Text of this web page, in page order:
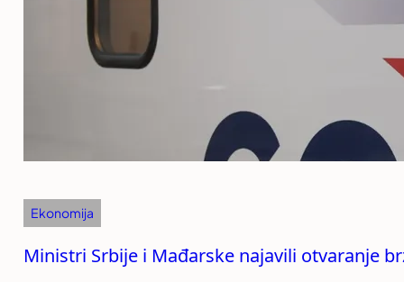
Ekonomija
Ministri Srbije i Mađarske najavili otvaranje